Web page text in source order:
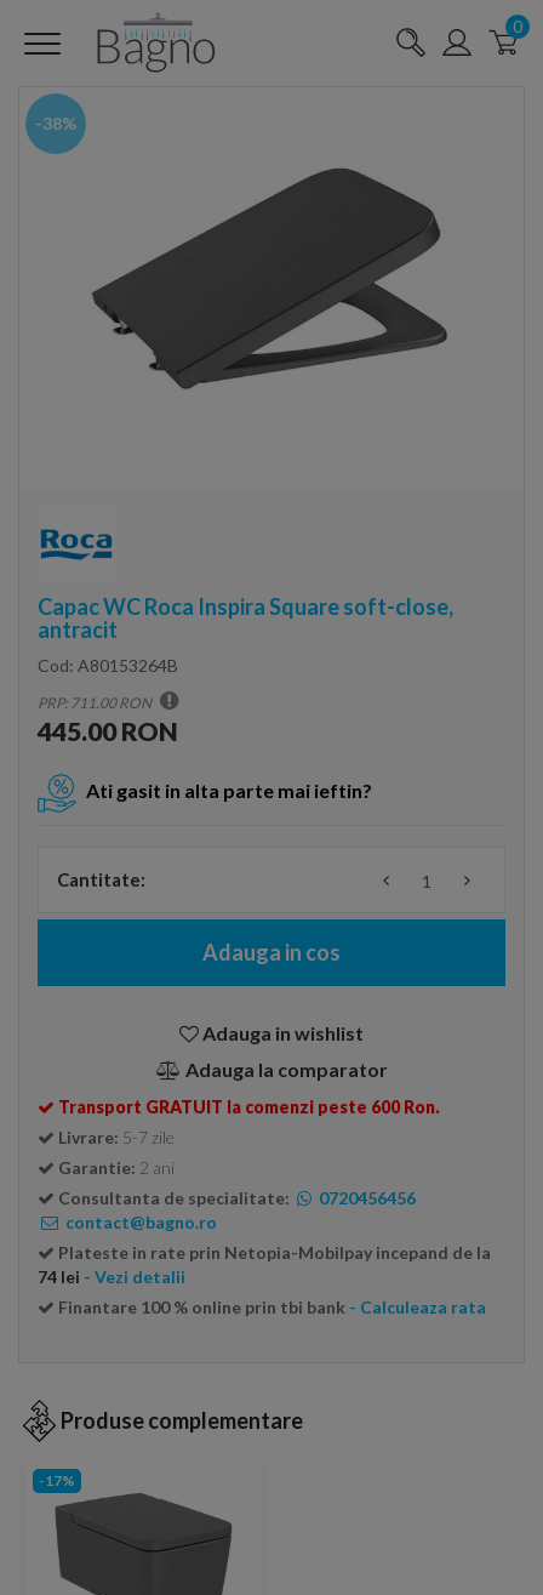
0
-38%
Capac WC Roca Inspira Square soft-close,
antracit
Cod: A80153264B
PRP: 711.00 RON
445.00 RON
Ati gasit in alta parte mai ieftin?
Cantitate:
Adauga in cos
Adauga in wishlist
Adauga la comparator
Transport GRATUIT la comenzi peste 600 Ron.
Livrare: 5-7 zile
Garantie: 2 ani
Consultanta de specialitate:
0720456456
contact@bagno.ro
Plateste in rate prin Netopia-Mobilpay incepand de la
74 lei - Vezi detalii
Finantare 100 % online prin tbi bank - Calculeaza rata
Produse complementare
-17%